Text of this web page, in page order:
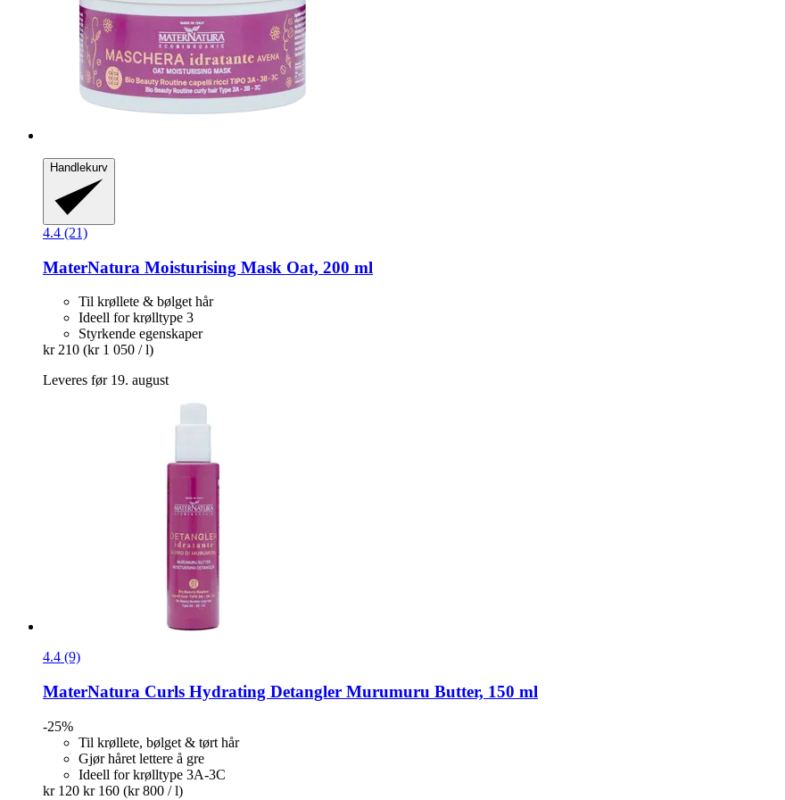
Handlekurv
4.4 (21)
MaterNatura Moisturising Mask Oat, 200 ml
Til krøllete & bølget hår
Ideell for krølltype 3
Styrkende egenskaper
kr 210 (kr 1 050 / l)
Leveres før 19. august
4.4 (9)
MaterNatura Curls Hydrating Detangler Murumuru Butter, 150 ml
-25%
Til krøllete, bølget & tørt hår
Gjør håret lettere å gre
Ideell for krølltype 3A-3C
kr 120 kr 160 (kr 800 / l)